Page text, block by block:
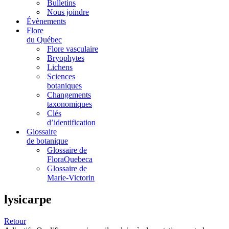
Bulletins
Nous joindre
Évènements
Flore
du Québec
Flore vasculaire
Bryophytes
Lichens
Sciences
botaniques
Changements
taxonomiques
Clés
d’identification
Glossaire
de botanique
Glossaire de
FloraQuebeca
Glossaire de
Marie-Victorin
lysicarpe
Retour